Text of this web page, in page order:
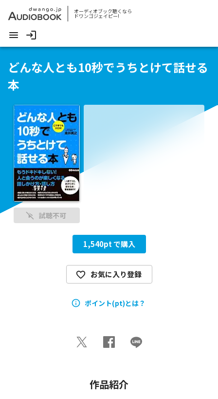
オーディオブック聴くなら
ドワンゴジェイピー!
どんな人とも10秒でうちとけて話せる
本
試聴不可
1,540pt で購入
お気に入り登録
ポイント(pt)とは？
作品紹介